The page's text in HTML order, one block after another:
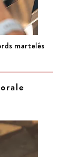
martelés